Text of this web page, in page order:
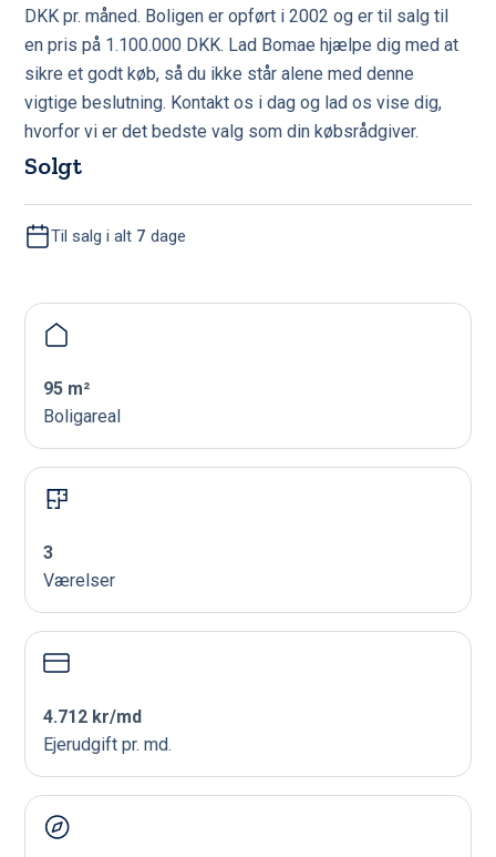
DKK pr. måned. Boligen er opført i 2002 og er til salg til
en pris på 1.100.000 DKK. Lad Bomae hjælpe dig med at
sikre et godt køb, så du ikke står alene med denne
vigtige beslutning. Kontakt os i dag og lad os vise dig,
hvorfor vi er det bedste valg som din købsrådgiver.
Solgt
Til salg i alt 7 dage
95 m²
Boligareal
3
Værelser
4.712 kr/md
Ejerudgift pr. md.